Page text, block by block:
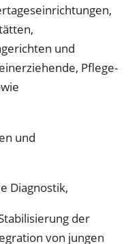
und
Pflege-
und
Diagnostik,
der
von jungen